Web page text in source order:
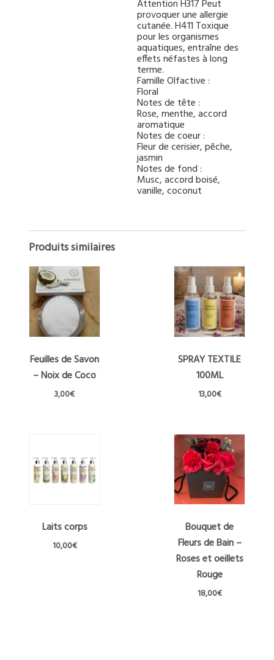
Attention H317 Peut
provoquer une allergie
cutanée. H411 Toxique
pour les organismes
aquatiques, entraîne des
effets néfastes à long
terme.
Famille Olfactive :
Floral
Notes de tête :
Rose, menthe, accord
aromatique
Notes de coeur :
Fleur de cerisier, pêche,
jasmin
Notes de fond :
Musc, accord boisé,
vanille, coconut
Produits similaires
Feuilles de Savon
– Noix de Coco
3,00€
SPRAY TEXTILE
100ML
13,00€
a
plusieurs
variations.
Les
options
peuvent
choisies
sur
la
produit
Laits corps
10,00€
Bouquet de
Fleurs de Bain –
Roses et oeillets
Rouge
18,00€